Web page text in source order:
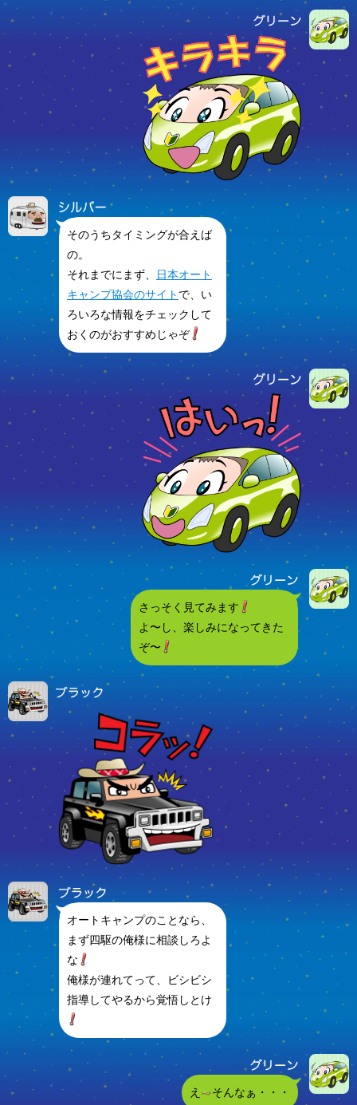
そのうちタイミングが合えば
の。
それまでにまず、
日本オート
キャンプ協会のサイト で、い
ろいろな情報をチェックして
おくのがおすすめじゃぞ
さっそく見てみます
よ〜し、楽しみになってきた
ぞ〜
オートキャンプのことなら、
まず四駆の俺様に相談しろよ
な
俺様が連れてって、ビシビシ
指導してやるから覚悟しとけ
え そんなぁ・・・